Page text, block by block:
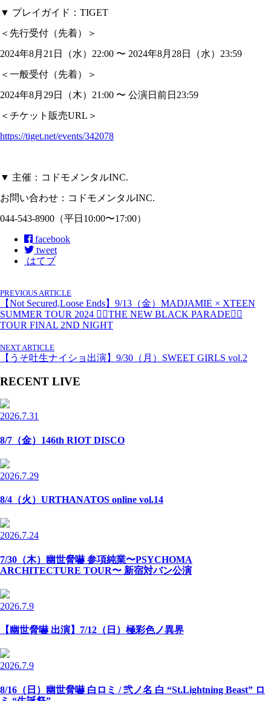
▼ プレイガイド：TIGET
＜先行受付（先着）＞
2024年8月21日（水）22:00 〜 2024年8月28日（水）23:59
＜一般受付（先着）＞
2024年8月29日（木）21:00 〜 公演日前日23:59
＜チケット販売URL＞
https://tiget.net/events/342078
▼ 主催：コドモメンタルINC.
お問い合わせ：コドモメンタルINC.
044-543-8900（平日10:00〜17:00）
facebook
tweet
はてブ
PREVIOUS ARTICLE
【Not Secured,Loose Ends】9/13（金）MADJAMIE × XTEEN
SUMMER TOUR 2024 🏴‍☠️THE NEW BLACK PARADE🏴‍☠️
TOUR FINAL 2ND NIGHT
NEXT ARTICLE
【うそ吐生ナイショ出演】9/30（月）SWEET GIRLS vol.2
RECENT LIVE
2026.7.31
8/7（金）146th RIOT DISCO
2026.7.29
8/4（火）URTHANATOS online vol.14
2026.7.24
7/30（木）幽世脅嚇 参項純業〜PSYCHOMA
ARCHITECTURE TOUR〜 新宿対バン公演
2026.7.9
【幽世脅嚇 出演】7/12（日）極彩色ノ異界
2026.7.9
8/16（日）幽世脅嚇 白ロミ / 弐ノ名 白 “St.Lightning Beast” ロ